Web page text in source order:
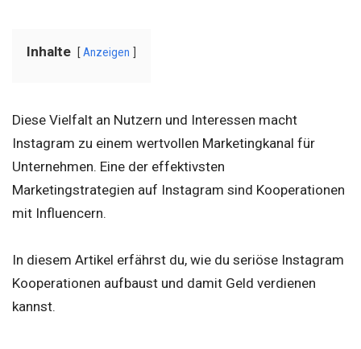
Inhalte Anzeigen
Diese Vielfalt an Nutzern und Interessen macht
Instagram zu einem wertvollen Marketingkanal für
Unternehmen. Eine der effektivsten
Marketingstrategien auf Instagram sind Kooperationen
mit Influencern.
In diesem Artikel erfährst du, wie du seriöse Instagram
Kooperationen aufbaust und damit Geld verdienen
kannst.